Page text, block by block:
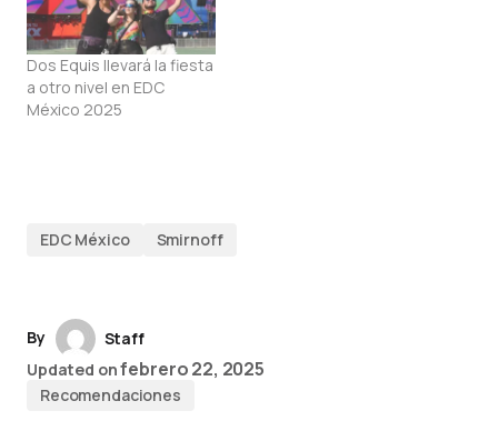
Dos Equis llevará la fiesta
a otro nivel en EDC
México 2025
EDC México Smirnoff
By
Staff
Updated onfebrero 22, 2025
Recomendaciones